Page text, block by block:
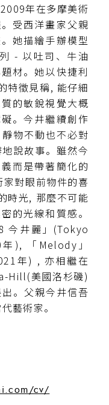
年在多摩美術
受西洋畫家父親
她描繪手辦模型
- 以吐司、牛油
材。她以快捷利
特徵見稱, 能仔細
的敏銳視覺大概
。今井繼續創作
物不動也不必對
說故事。雖然今
而是帶著簡化的
對眼前物件的喜
時光, 那麼不可能
的光線和質感。
今井麗」(Tokyo
), 「Melody」
年) , 亦相繼在
Hill(美國洛杉磯)
。父親今井信吾
藝術家。
cv/